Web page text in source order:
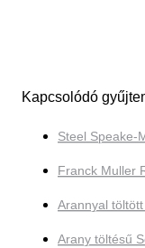
Kapcsolódó
Steel Speake-
Franck Muller
Arannyal
Arany töltésű